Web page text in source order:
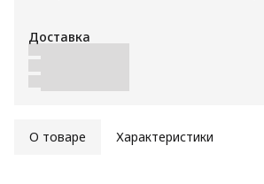
Доставка
О товаре Характеристики